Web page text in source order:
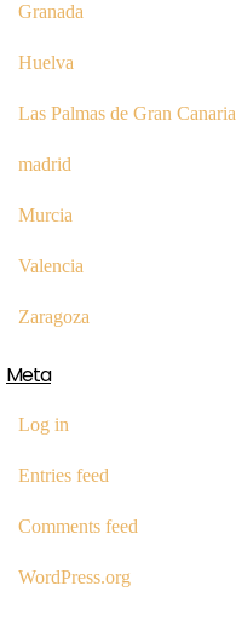
Granada
Huelva
Las Palmas de Gran Canaria
madrid
Murcia
Valencia
Zaragoza
Meta
Log in
Entries feed
Comments feed
WordPress.org